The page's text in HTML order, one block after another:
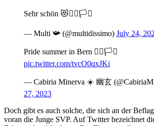
Sehr schön 😻🏳️‍🌈🏳️‍⚧️
— Multi 📯 (@multidissimo) July 24,
Pride summer in Bern 🏳️‍🌈🏳️‍⚧️
pic.twitter.com/tvcO0qxJKi
— Cabiria Minerva ☀️ 幽玄
27, 2023
Doch gibt es auch solche, die sich an der
voran die Junge SVP. Auf Twitter bezeichnet